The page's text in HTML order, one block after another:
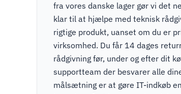
fra vores danske lager gør vi det
klar til at hjælpe med teknisk
rigtige produkt, uanset om du er
virksomhed. Du får 14 dages
rådgivning før, under og efter dit
supportteam der besvarer alle
målsætning er at gøre IT-indkøb